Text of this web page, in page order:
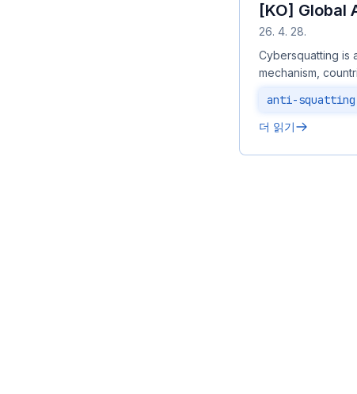
[KO] Global
26. 4. 28.
Cybersquatting is
mechanism,
anti-squatting
더 읽기